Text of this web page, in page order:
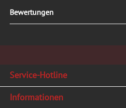
Bewertungen
Service-Hotline
Informationen